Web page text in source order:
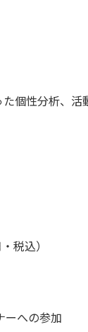
個性分析、
税込）
ーへの参加